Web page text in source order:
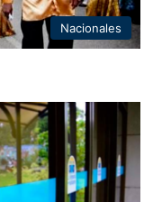
Nacionales